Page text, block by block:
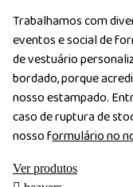
Trabalhamos com
eventos e social de
de vestuário
bordado, porque
nosso estampado.
caso de ruptura de
nosso formulário no
Ver produtos